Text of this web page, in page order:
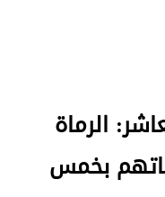
الرماة
بخمس